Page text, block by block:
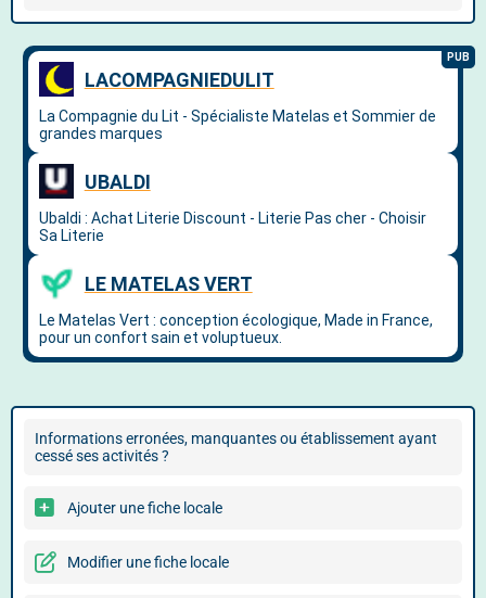
Informations erronées, manquantes ou établissement ayant
cessé ses activités ?
Ajouter une fiche locale
Modifier une fiche locale